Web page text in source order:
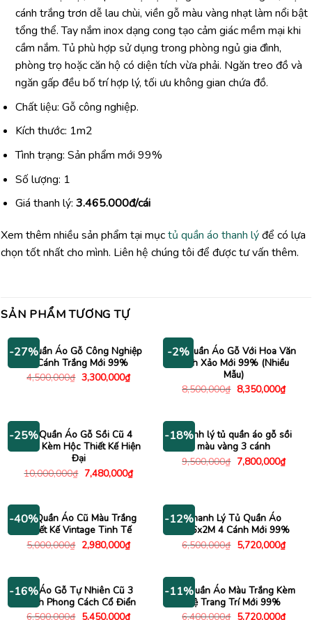
cánh trắng trơn dễ lau chùi, viền gỗ màu vàng nhạt làm nổi bật
tổng thể. Tay nắm inox dạng cong tạo cảm giác mềm mại khi
cầm nắm. Tủ phù hợp sử dụng trong phòng ngủ gia đình,
phòng trọ hoặc căn hộ có diện tích vừa phải. Ngăn treo đồ và
ngăn gấp đều bố trí hợp lý, tối ưu không gian chứa đồ.
Chất liệu: Gỗ công nghiệp.
Kích thước: 1m2
Tình trạng: Sản phẩm mới 99%
Số lượng: 1
Giá thanh lý: 3.465.000đ/cái
Xem thêm nhiều sản phẩm tại mụctủ quần áo thanh lýđể có lựa
chọn tốt nhất cho mình. Liên hệ chúng tôi để được tư vấn thêm.
SẢN PHẨM TƯƠNG TỰ
-27%
Tủ Quần Áo Gỗ Công Nghiệp
2 Cánh Trắng Mới 99%
4,500,000₫ Giá
gốc
3,300,000₫Giá
hiện
-2%
Tủ Quần Áo Gỗ Với Hoa Văn
Tinh Xảo Mới 99% (Nhiều
Mẫu)
8,500,000₫ Giá
gốc
8,350,000₫Giá
hiện
-25%Tủ Quần Áo Gỗ Sồi Cũ 4
Cánh Kèm Hộc Thiết Kế Hiện
Đại
10,000,000₫ Giá
gốc
7,480,000₫Giá
hiện
7,480,000₫.
-18%
Thanh lý tủ quần áo gỗ sồi
màu vàng 3 cánh
9,500,000₫ Giá
gốc
7,800,000₫Giá
hiện
-40%
Tủ Quần Áo Cũ Màu Trắng
Thiết Kế Vintage Tinh Tế
5,000,000₫ Giá
gốc
2,980,000₫Giá
hiện
2,980,000₫.
-12%Thanh Lý Tủ Quần Áo
1M6x2M 4 Cánh Mới 99%
6,500,000₫ Giá
gốc
5,720,000₫Giá
hiện
-16%Tủ Áo Gỗ Tự Nhiên Cũ 3
Cánh Phong Cách Cổ Điển
6,500,000₫ Giá
5,450,000₫Giá
-11%
Tủ Quần Áo Màu Trắng Kèm
Kệ Trang Trí Mới 99%
6,400,000₫ Giá
5,720,000₫Giá